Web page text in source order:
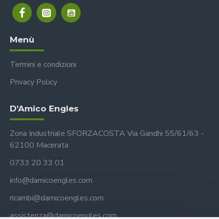
Menù
Termini e condizioni
Privacy Policy
D'Amico Engles
Zona Industriale SFORZACOSTA Via Gandhi 55/61/63 -
62100 Macerata
0733 20 33 01
info@damicoengles.com
ricambi@damicoengles.com
assistenza@damicoengles.com